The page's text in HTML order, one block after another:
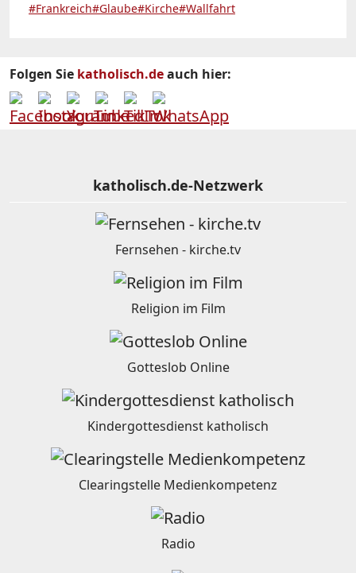
#Frankreich#Glaube#Kirche#Wallfahrt
Folgen Sie katholisch.deauch hier:
katholisch.de-Netzwerk
Fernsehen - kirche.tv
Religion im Film
Gotteslob Online
Kindergottesdienst katholisch
Clearingstelle Medienkompetenz
Radio